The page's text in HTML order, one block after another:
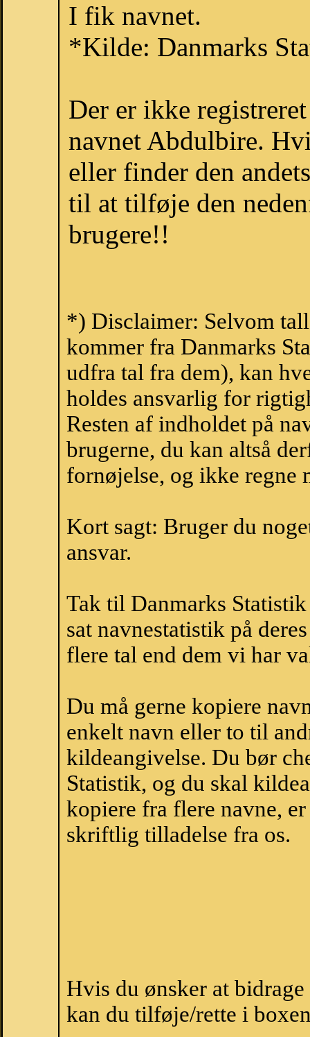
I fik navnet.
*Kilde: Danmarks
Der er ikke
navnet Abdulbire.
eller finder den
til at tilføje den
brugere!!
*) Disclaimer: Selvom
kommer fra Danmarks
udfra tal fra dem), kan
holdes ansvarlig for
Resten af indholdet på
brugerne, du kan altså
fornøjelse, og ikke regne
Kort sagt: Bruger du
ansvar.
Tak til Danmarks
sat navnestatistik på
flere tal end dem vi har
Du må gerne kopiere
enkelt navn eller to til
kildeangivelse. Du bør
Statistik, og du skal
kopiere fra flere navne,
skriftlig tilladelse fra os.
Hvis du ønsker at
kan du tilføje/rette i